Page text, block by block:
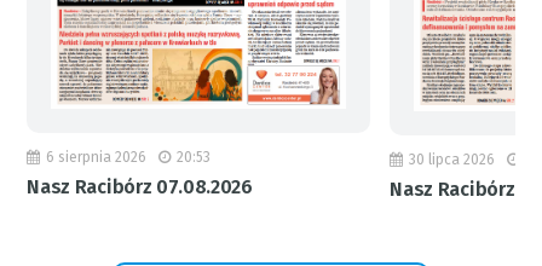
6 sierpnia 2026 20:53
Nasz Racibórz 07.08.2026
30 lipca 2026
Nasz Racibórz